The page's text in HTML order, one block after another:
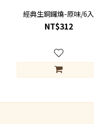
經典生銅鑼燒-原味/6入
NT$312